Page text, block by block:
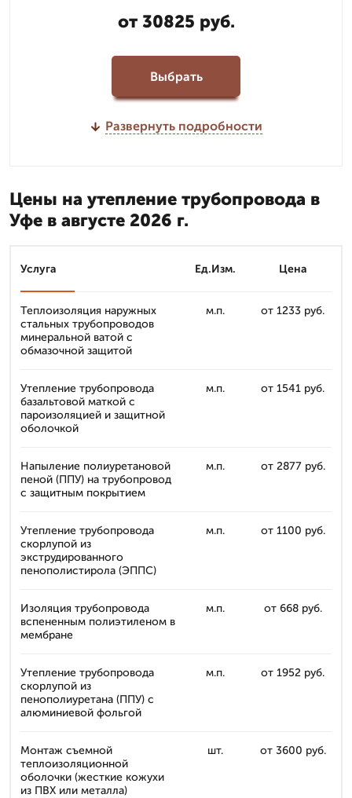
от 30825 руб.
Выбрать
Развернуть подробности
Цены на утепление трубопровода в
Уфе в августе 2026 г.
Услуга Ед.Изм. Цена
Теплоизоляция наружных
стальных трубопроводов
минеральной ватой с
обмазочной защитой
м.п. от 1233 руб.
Утепление трубопровода
базальтовой маткой с
пароизоляцией и защитной
оболочкой
м.п. от 1541 руб.
Напыление полиуретановой
пеной (ППУ) на трубопровод
с защитным покрытием
м.п. от 2877 руб.
Утепление трубопровода
скорлупой из
экструдированного
пенополистирола (ЭППС)
м.п. от 1100 руб.
Изоляция трубопровода
вспененным полиэтиленом в
мембране
м.п. от 668 руб.
Утепление трубопровода
скорлупой из
пенополиуретана (ППУ) с
алюминиевой фольгой
м.п. от 1952 руб.
Монтаж съемной
теплоизоляционной
оболочки (жесткие кожухи
из ПВХ или металла)
шт. от 3600 руб.